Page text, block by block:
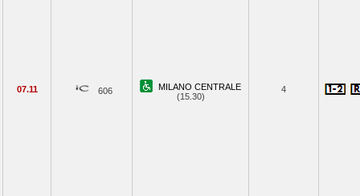
07.11 606
MILANO CENTRALE
(15.30)
4